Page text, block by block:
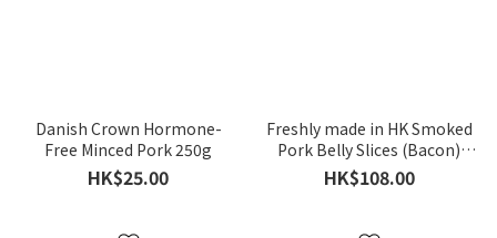
Danish Crown Hormone-
Free Minced Pork 250g
HK$25.00
Freshly made in HK Smoked
Pork Belly Slices (Bacon)
Approx. 1KG $108
HK$108.00